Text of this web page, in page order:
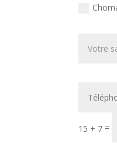
15 + 7 =